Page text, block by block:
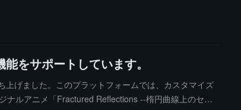
をサポートしています。
げました。このプラットフォームでは、カスタマイズ
ナルアニメ「Fractured Reflections --楕円曲線上のセカ